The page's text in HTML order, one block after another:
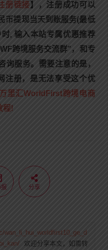
册链接】，注册成功可以
币提现当天到账服务(最低
, 输入本站专属优惠推荐
跨境服务交流群”，和专
询服务。需要注意的是，
注册，是无法享受这个优
万里汇WorldFirst跨境电商
程!
分享
wan_li_hui_worldfirst10_ge_d
欢迎分享本文，如需转